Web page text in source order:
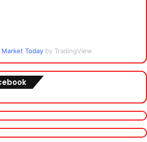
Market Today by TradingView